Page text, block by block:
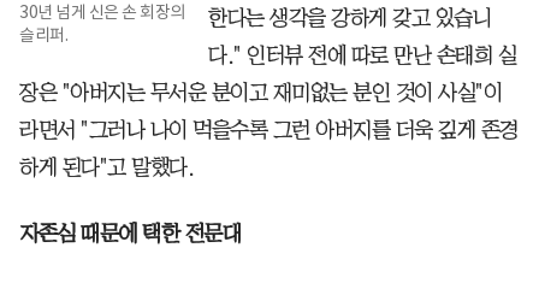
30년 넘게 신은 손 회장의
슬리퍼.
한다는 생각을 강하게 갖고 있습니
다." 인터뷰 전에 따로 만난 손태희 실
장은 "아버지는 무서운 분이고 재미없는 분인 것이 사실"이
라면서 "그러나 나이 먹을수록 그런 아버지를 더욱 깊게 존경
하게 된다"고 말했다.
자존심 때문에 택한 전문대